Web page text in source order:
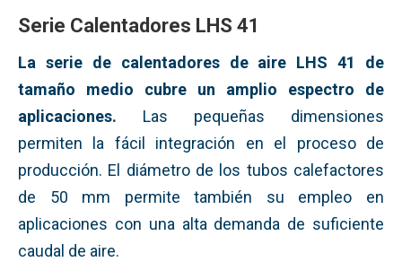
Serie Calentadores LHS 41
La serie de calentadores de aire LHS 41 de
tamaño medio cubre un amplio espectro de
aplicaciones. Las pequeñas dimensiones
permiten la fácil integración en el proceso de
producción. El diámetro de los tubos calefactores
de 50 mm permite también su empleo en
aplicaciones con una alta demanda de suficiente
caudal de aire.